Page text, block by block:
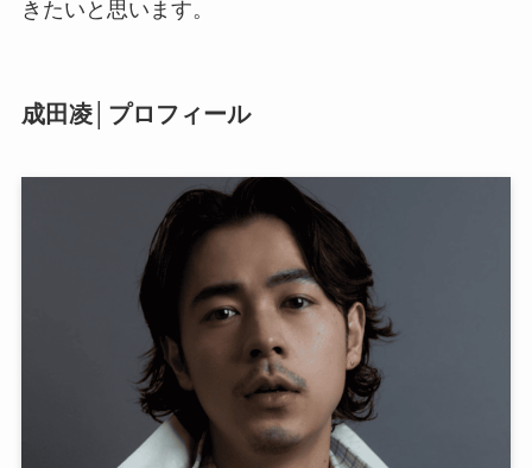
きたいと思います。
成田凌│プロフィール